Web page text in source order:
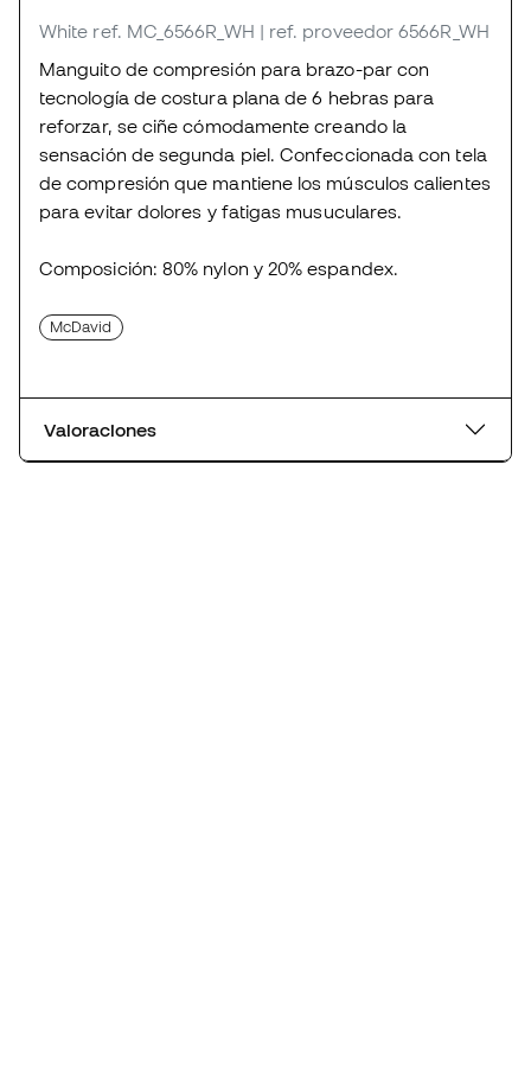
White ref. MC_6566R_WH | ref. proveedor 6566R_WH
Manguito de compresión para brazo-par con
tecnología de costura plana de 6 hebras para
reforzar, se ciñe cómodamente creando la
sensación de segunda piel. Confeccionada con tela
de compresión que mantiene los músculos calientes
para evitar dolores y fatigas musuculares.
Composición: 80% nylon y 20% espandex.
McDavid
Valoraciones